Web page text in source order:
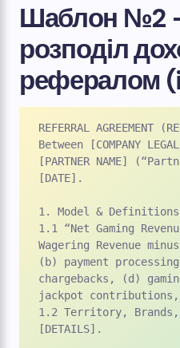
Шаблон №2
розподіл
рефералом
REFERRAL AGREEMENT
Between [COMPANY
[PARTNER NAME]
[DATE].
1. Model & Definitions
1.1 “Net Gaming
Wagering Revenue
(b) payment
chargebacks, (d)
jackpot
1.2 Territory,
[DETAILS].